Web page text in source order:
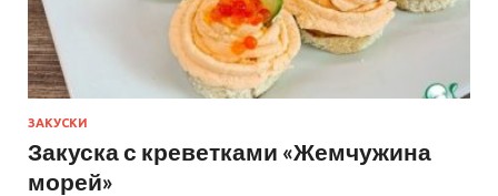
ЗАКУСКИ
Закуска с креветками «Жемчужина
морей»